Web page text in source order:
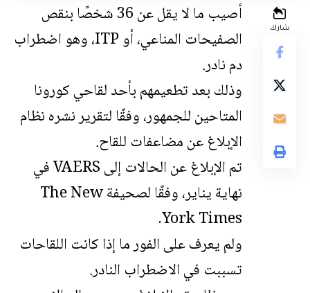
شارك
أصيب ما لا يقل عن 36 شخصًا بنقص
الصفيحات المناعي، أو ITP، وهو اضطراب
دم نادر.
وذلك بعد تطعيمهم بأحد لقاحي كورونا
المتاحين للجمهور، وفقًا لتقرير نشره نظام
الإبلاغ عن مضاعفات للقاح.
تم الإبلاغ عن الحالات إلى VAERS في
نهاية يناير، وفقًا لصحيفة The New
York Times.
ولم يعرف على الفور ما إذا كانت اللقاحات
تسببت في الاضطراب النادر.